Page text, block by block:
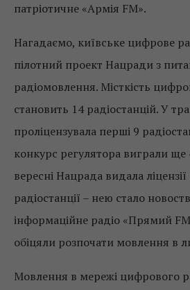
патріотичне «Армія FM».
Нагадаємо, київське цифрове
пілотний проект Нацради з
радіомовлення. Місткість
становить 14 радіостанцій. У
проліцензувала перші 9
конкурс регулятора виграли ще
вересні Нацрада видала
радіостанції – нею стало
інформаційне радіо «Прямий
обіцяли розпочати мовлення в
Мовлення в мережі цифрового